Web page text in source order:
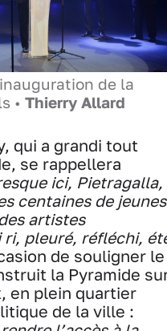
de la
• Thierry Allard
qui a grandi tout
se rappellera
ici, Pietragalla,
centaines de jeunes
artistes
ri, pleuré, réfléchi,
de souligner le
la Pyramide
en plein quartier
de la ville :